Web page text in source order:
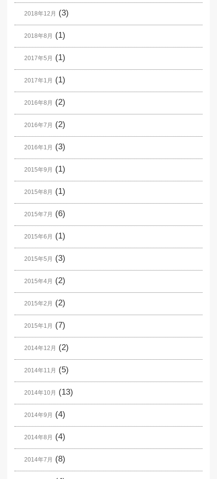
2018年12月 (3)
2018年8月 (1)
2017年5月 (1)
2017年1月 (1)
2016年8月 (2)
2016年7月 (2)
2016年1月 (3)
2015年9月 (1)
2015年8月 (1)
2015年7月 (6)
2015年6月 (1)
2015年5月 (3)
2015年4月 (2)
2015年2月 (2)
2015年1月 (7)
2014年12月 (2)
2014年11月 (5)
2014年10月 (13)
2014年9月 (4)
2014年8月 (4)
2014年7月 (8)